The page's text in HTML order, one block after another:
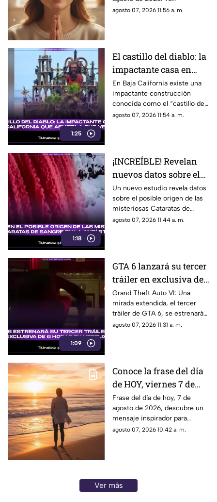
palabras y llena tu día
de energía
compartimos un mensaje
agosto 07, 2026 11:56 a. m.
1:25
El castillo del diablo: la
impactante casa en
Baja California que
asusta a sus vecinos
En Baja California existe una
impactante construcción
conocida como el “castillo del
diablo” y aquí te compartimos
agosto 07, 2026 11:54 a. m.
1:18
¡INCREÍBLE! Revelan
nuevos datos sobre el
posible origen de las
misteriosas Cataratas
de Sangre en la
Antártida
Un nuevo estudio revela datos
sobre el posible origen de las
misteriosas Cataratas de
Sangre en la Antártida. Aquí
agosto 07, 2026 11:44 a. m.
1:09
GTA 6 lanzará su tercer
tráiler en exclusiva de
6 horas en Netflix:
¿Cuándo será el estreno
del avance del Grand
Theft Auto VI?
Grand Theft Auto VI: Una
mirada extendida, el tercer
tráiler de GTA 6, se estrenará
en Netflix y aquí te
agosto 07, 2026 11:31 a. m.
Conoce la frase del día
de HOY, viernes 7 de
agosto de 2026, y
llénate de inspiración
con estas palabras
Frase del día de hoy, 7 de
agosto de 2026, descubre un
mensaje inspirador para
reflexionar y compartir con tus
agosto 07, 2026 10:42 a. m.
Ver más